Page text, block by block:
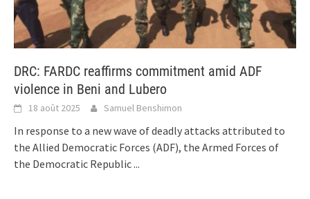
DRC: FARDC reaffirms commitment amid ADF
violence in Beni and Lubero
18 août 2025 Samuel Benshimon
In response to a new wave of deadly attacks attributed to
the Allied Democratic Forces (ADF), the Armed Forces of
the Democratic Republic...